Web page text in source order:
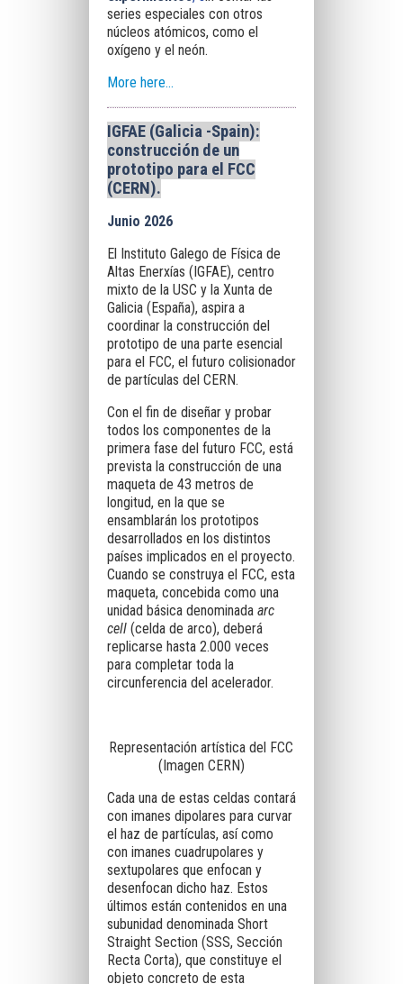
series especiales con otros
núcleos atómicos, como el
oxígeno y el neón.
More here...
IGFAE (Galicia -Spain):
construcción de un
prototipo para el FCC
(CERN).
Junio 2026
El Instituto Galego de Física de
Altas Enerxías (IGFAE), centro
mixto de la USC y la Xunta de
Galicia (España), aspira a
coordinar la construcción del
prototipo de una parte esencial
para el FCC, el futuro colisionador
de partículas del CERN.
Con el fin de diseñar y probar
todos los componentes de la
primera fase del futuro FCC, está
prevista la construcción de una
maqueta de 43 metros de
longitud, en la que se
ensamblarán los prototipos
desarrollados en los distintos
países implicados en el proyecto.
Cuando se construya el FCC, esta
maqueta, concebida como una
unidad básica denominada arc
cell (celda de arco), deberá
replicarse hasta 2.000 veces
para completar toda la
circunferencia del acelerador.
Representación artística del FCC
(Imagen CERN)
Cada una de estas celdas contará
con imanes dipolares para curvar
el haz de partículas, así como
con imanes cuadrupolares y
sextupolares que enfocan y
desenfocan dicho haz. Estos
últimos están contenidos en una
subunidad denominada Short
Straight Section (SSS, Sección
Recta Corta), que constituye el
objeto concreto de esta